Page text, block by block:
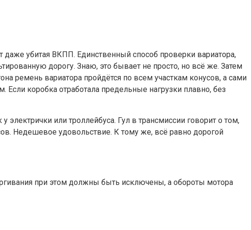
убитая ВКПП. Единственный способ проверки вариатора,
дорогу. Знаю, это бывает не просто, но всё же. Затем
ремень вариатора пройдётся по всем участкам конусов, а сами
коробка отработала предельные нагрузки плавно, без
или троллейбуса. Гул в трансмиссии говорит о том,
Недешевое удовольствие. К тому же, всё равно дорогой
при этом должны быть исключены, а обороты мотора